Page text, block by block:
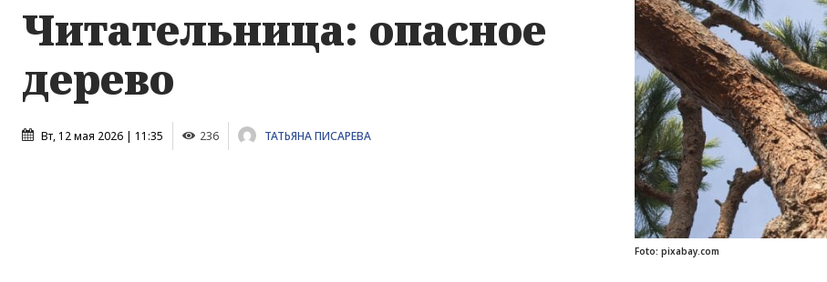
Читательница: опасное
дерево
Вт, 12 мая 2026 | 11:35 236 ТАТЬЯНА ПИСАРЕВА
Foto: pixabay.com